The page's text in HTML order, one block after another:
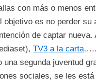
con más o menos
objetivo es no perder su
de captar nueva.
TV3 a la carta,….
una segunda juventud
sociales, se les está